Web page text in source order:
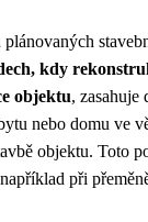
kdy
objektu, zasahuje
nebo domu ve
objektu. Toto
při